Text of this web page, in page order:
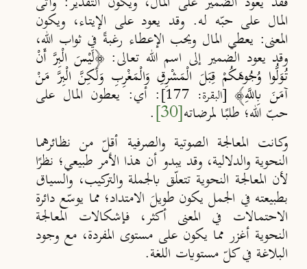
المال على حبّه له. وقد يعود على الإيتاء، ويكون
المعنى: يعطي المال ويحب الإعطاء رغبةً في ثواب الله،
وقد يعود الضمير إلى اسم الله تعالى: ﴿لَيْسَ الْبِرَّ أَنْ
تُوَلُّوا وُجُوهَكُمْ قِبَلَ الْمَشْرِقِ وَالْمَغْرِبِ وَلَكِنَّ الْبِرَّ مَنْ
آمَنَ بِاللَّهِ﴾[البقرة: 177 ]: أي: يعطون المال على
حبّ الله؛ طلبًا لمرضاته[30]
.
وكانت المعالجة الصوتية والصرفية أقلّ من نظائرهما
النحوية والدلالية، وقد يبدو أن هذا الأمر طبيعي؛ نظرًا
لأن المعالجة النحوية تتعلّق بالجملة والتركيب، والسياق
بطبيعته في الجمل يكون طويلَ الامتداد؛ مما يوسّع دائرة
الاحتمالات في المعنى أكثر، فإشكالات المعالجة
النحوية أغزر مما يكون على مستوى المفردة، مع وجود
البلاغة في كلّ مستويات اللغة.